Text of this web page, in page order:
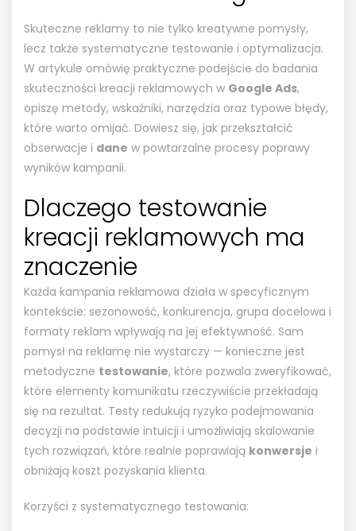
Skuteczne reklamy to nie tylko kreatywne pomysły,
lecz także systematyczne testowanie i optymalizacja.
W artykule omówię praktyczne podejście do badania
skuteczności kreacji reklamowych w Google Ads,
opiszę metody, wskaźniki, narzędzia oraz typowe błędy,
które warto omijać. Dowiesz się, jak przekształcić
obserwacje i dane w powtarzalne procesy poprawy
wyników kampanii.
Dlaczego testowanie
kreacji reklamowych ma
znaczenie
Każda kampania reklamowa działa w specyficznym
kontekście: sezonowość, konkurencja, grupa docelowa i
formaty reklam wpływają na jej efektywność. Sam
pomysł na reklamę nie wystarczy — konieczne jest
metodyczne testowanie, które pozwala zweryfikować,
które elementy komunikatu rzeczywiście przekładają
się na rezultat. Testy redukują ryzyko podejmowania
decyzji na podstawie intuicji i umożliwiają skalowanie
tych rozwiązań, które realnie poprawiają konwersje i
obniżają koszt pozyskania klienta.
Korzyści z systematycznego testowania: